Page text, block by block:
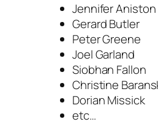
Jennifer Aniston
Gerard Butler
Peter Greene
Joel Garland
Siobhan Fallon
Christine
Dorian Missick
etc…